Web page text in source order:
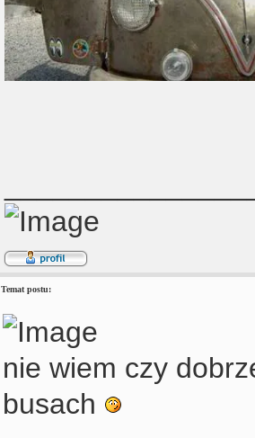
Temat postu:
nie wiem czy
busach